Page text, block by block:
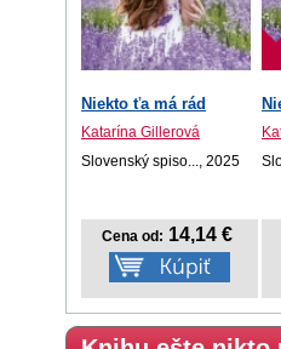
Niekto ťa má rád
Katarína Gillerová
Slovenský spiso..., 2025
Cena od: 14,14 €